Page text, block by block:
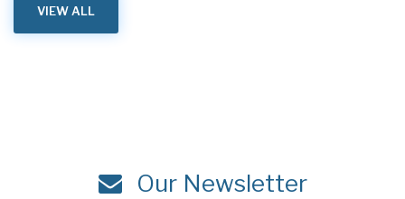
VIEW ALL
Our Newsletter